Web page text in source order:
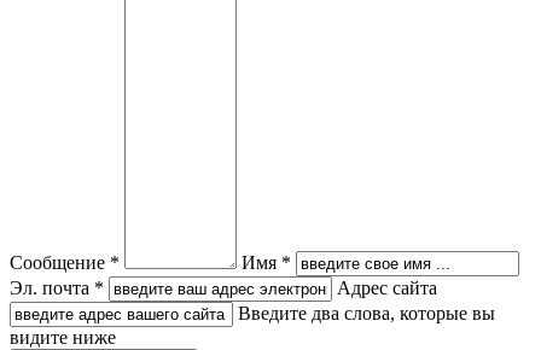
Сообщение *
Имя *
Эл. почта *
Адрес сайта
Введите два слова, которые вы
видите ниже